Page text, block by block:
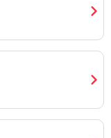
chevron_right
chevron_right